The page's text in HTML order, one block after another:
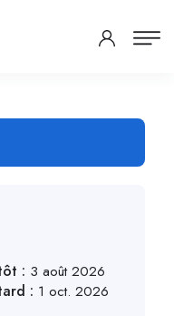
: 3 août 2026
: 1 oct. 2026